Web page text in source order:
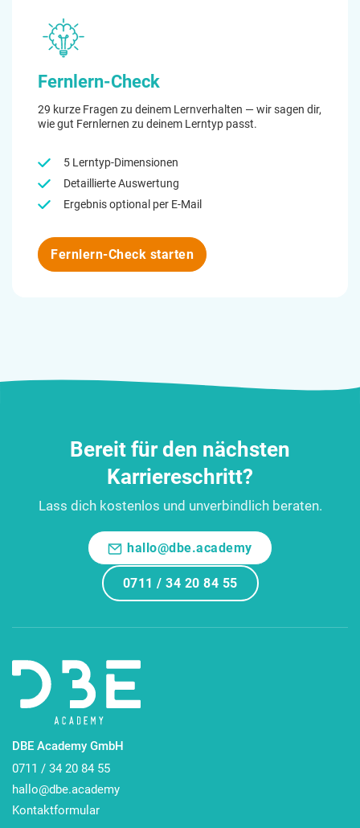
Fernlern-Check
29 kurze Fragen zu deinem Lernverhalten — wir sagen dir,
wie gut Fernlernen zu deinem Lerntyp passt.
5 Lerntyp-Dimensionen
Detaillierte Auswertung
Ergebnis optional per E-Mail
Fernlern-Check starten
Bereit für den nächsten
Karriereschritt?
Lass dich kostenlos und unverbindlich beraten.
hallo@dbe.academy
0711 / 34 20 84 55
DBE Academy GmbH
0711 / 34 20 84 55
hallo@dbe.academy
Kontaktformular